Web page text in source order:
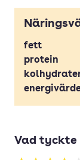
fett
protein
Vad tyckte